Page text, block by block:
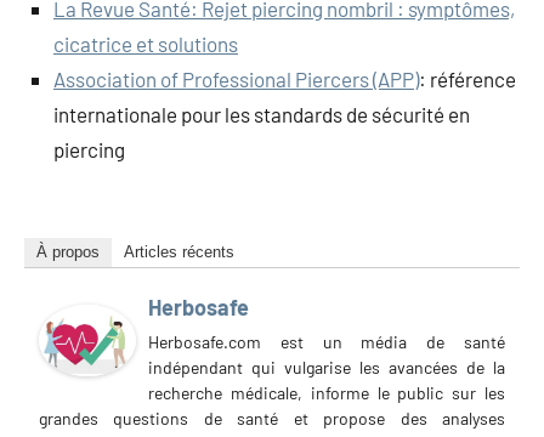
La Revue Santé: Rejet piercing nombril : symptômes,
cicatrice et solutions
Association of Professional Piercers (APP): référence
internationale pour les standards de sécurité en
piercing
À propos Articles récents
Herbosafe
Herbosafe.com est un média de santé
indépendant qui vulgarise les avancées de la
recherche médicale, informe le public sur les
grandes questions de santé et propose des analyses